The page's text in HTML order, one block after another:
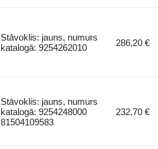
Stāvoklis: jauns, numurs
katalogā: 9254262010
286,20 €
Stāvoklis: jauns, numurs
katalogā: 9254248000
81504109583
232,70 €